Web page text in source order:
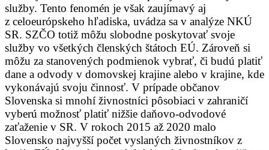
služby. Tento fenomén je však zaujímavý aj
z celoeurópskeho hľadiska, uvádza sa v analýze NKÚ
SR. SZČO totiž môžu slobodne poskytovať svoje
služby vo všetkých členských štátoch EÚ. Zároveň si
môžu za stanovených podmienok vybrať, či budú platiť
dane a odvody v domovskej krajine alebo v krajine, kde
vykonávajú svoju činnosť. V prípade občanov
Slovenska si mnohí živnostníci pôsobiaci v zahraničí
vyberú možnosť platiť nižšie daňovo-odvodové
zaťaženie v SR. V rokoch 2015 až 2020 malo
Slovensko najvyšší počet vyslaných živnostníkov z